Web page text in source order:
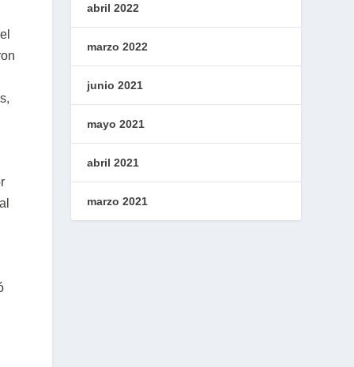
abril 2022
marzo 2022
junio 2021
mayo 2021
abril 2021
marzo 2021